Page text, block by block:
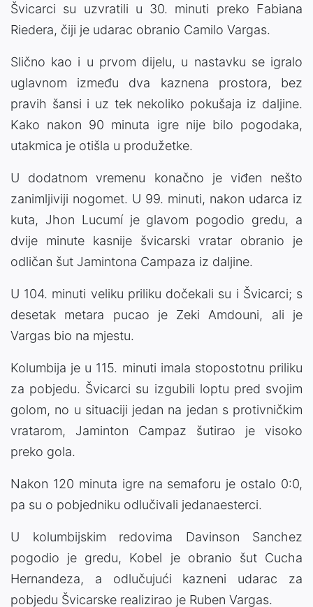
Švicarci su uzvratili u 30. minuti preko Fabiana
Riedera, čiji je udarac obranio Camilo Vargas.
Slično kao i u prvom dijelu, u nastavku se igralo
uglavnom između dva kaznena prostora, bez
pravih šansi i uz tek nekoliko pokušaja iz daljine.
Kako nakon 90 minuta igre nije bilo pogodaka,
utakmica je otišla u produžetke.
U dodatnom vremenu konačno je viđen nešto
zanimljiviji nogomet. U 99. minuti, nakon udarca iz
kuta, Jhon Lucumí je glavom pogodio gredu, a
dvije minute kasnije švicarski vratar obranio je
odličan šut Jamintona Campaza iz daljine.
U 104. minuti veliku priliku dočekali su i Švicarci; s
desetak metara pucao je Zeki Amdouni, ali je
Vargas bio na mjestu.
Kolumbija je u 115. minuti imala stopostotnu priliku
za pobjedu. Švicarci su izgubili loptu pred svojim
golom, no u situaciji jedan na jedan s protivničkim
vratarom, Jaminton Campaz šutirao je visoko
preko gola.
Nakon 120 minuta igre na semaforu je ostalo 0:0,
pa su o pobjedniku odlučivali jedanaesterci.
U kolumbijskim redovima Davinson Sanchez
pogodio je gredu, Kobel je obranio šut Cucha
Hernandeza, a odlučujući kazneni udarac za
pobjedu Švicarske realizirao je Ruben Vargas.